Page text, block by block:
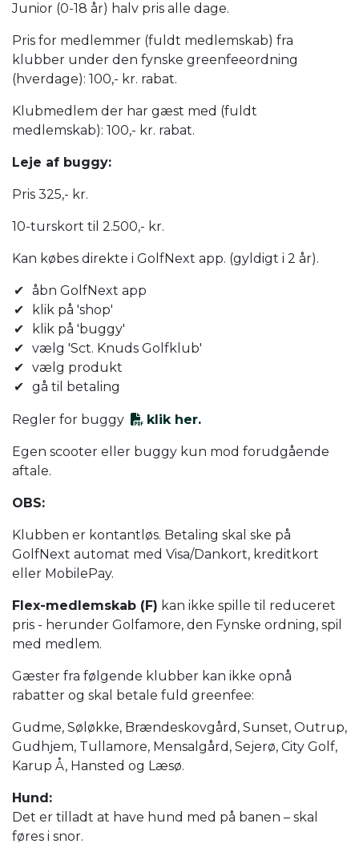
Junior (0-18 år) halv pris alle dage.
Pris for medlemmer (fuldt medlemskab) fra
klubber under den fynske greenfeeordning
(hverdage): 100,- kr. rabat.
Klubmedlem der har gæst med (fuldt
medlemskab): 100,- kr. rabat.
Leje af buggy:
Pris 325,- kr.
10-turskort til 2.500,- kr.
Kan købes direkte i GolfNext app. (gyldigt i 2 år).
åbn GolfNext app
klik på 'shop'
klik på 'buggy'
vælg 'Sct. Knuds Golfklub'
vælg produkt
gå til betaling
Regler for buggy klik her.
Egen scooter eller buggy kun mod forudgående
aftale.
OBS:
Klubben er kontantløs. Betaling skal ske på
GolfNext automat med Visa/Dankort, kreditkort
eller MobilePay.
Flex-medlemskab (F) kan ikke spille til reduceret
pris - herunder Golfamore, den Fynske ordning, spil
med medlem.
Gæster fra følgende klubber kan ikke opnå
rabatter og skal betale fuld greenfee:
Gudme, Søløkke, Brændeskovgård, Sunset, Outrup,
Gudhjem, Tullamore, Mensalgård, Sejerø, City Golf,
Karup Å, Hansted og Læsø.
Hund:
Det er tilladt at have hund med på banen – skal
føres i snor.